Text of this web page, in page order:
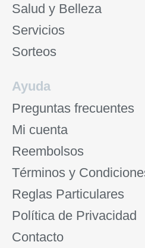
Salud y Belleza
Servicios
Sorteos
Ayuda
Preguntas frecuentes
Mi cuenta
Reembolsos
Términos y
Reglas Particulares
Política de Privacidad
Contacto